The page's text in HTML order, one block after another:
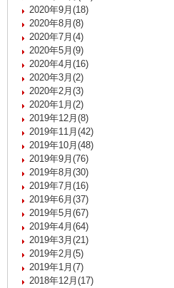
2020年9月(18)
2020年8月(8)
2020年7月(4)
2020年5月(9)
2020年4月(16)
2020年3月(2)
2020年2月(3)
2020年1月(2)
2019年12月(8)
2019年11月(42)
2019年10月(48)
2019年9月(76)
2019年8月(30)
2019年7月(16)
2019年6月(37)
2019年5月(67)
2019年4月(64)
2019年3月(21)
2019年2月(5)
2019年1月(7)
2018年12月(17)